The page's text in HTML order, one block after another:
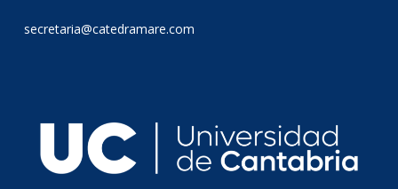
secretaria@catedramare.com